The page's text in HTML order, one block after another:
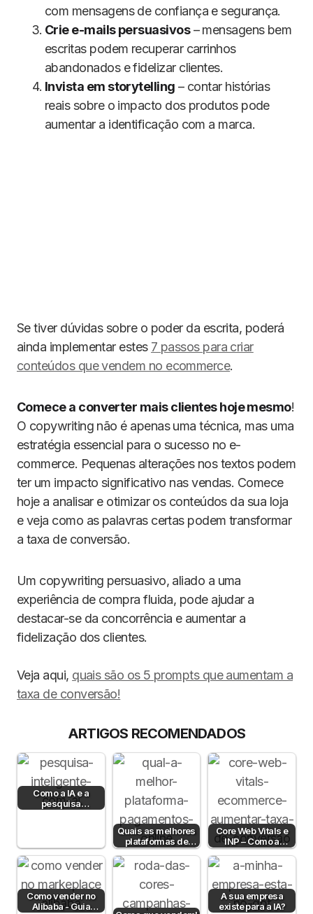
com mensagens de confiança e segurança.
Crie e-mails persuasivos– mensagens bem
escritas podem recuperar carrinhos
abandonados e fidelizar clientes.
Invista em storytelling – contar histórias
reais sobre o impacto dos produtos pode
aumentar a identificação com a marca.
Se tiver dúvidas sobre o poder da escrita, poderá
ainda implementar estes 7 passos para criar
conteúdos que vendem no ecommerce.
Comece a converter mais clientes hoje mesmo!
O copywriting não é apenas uma técnica, mas uma
estratégia essencial para o sucesso no e-
commerce. Pequenas alterações nos textos podem
ter um impacto significativo nas vendas. Comece
hoje a analisar e otimizar os conteúdos da sua loja
e veja como as palavras certas podem transformar
a taxa de conversão.
Um copywriting persuasivo, aliado a uma
experiência de compra fluida, pode ajudar a
destacar-se da concorrência e aumentar a
fidelização dos clientes.
Veja aqui, quais são os 5 prompts que aumentam a
taxa de conversão!
ARTIGOS RECOMENDADOS
Como a IA e a
pesquisa
semântica podem
Quais as melhores
plataformas de
pagamento em
Portugal em 2026?
Core Web Vitals e
INP – Como a
Velocidade e
Interatividade do…
Como vender no
Alibaba - Guia
A sua empresa
existe para a IA?